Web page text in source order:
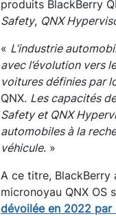
produits BlackBerry
Safety, QNX
« L’industrie
avec l’évolution vers
voitures définies par
QNX. Les capacités
Safety et QNX
automobiles à la
véhicule. »
A ce titre,
micronoyau QNX OS
dévoilée en 2022 par